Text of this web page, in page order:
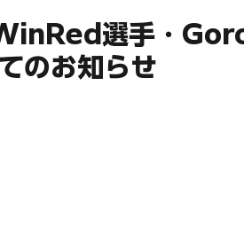
選手・
のお知らせ